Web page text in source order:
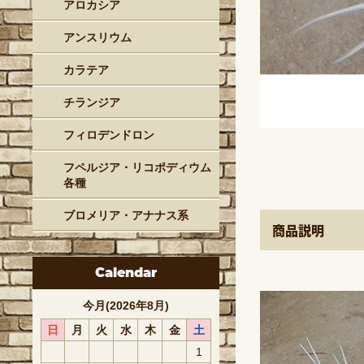
商品説明
アロカシア
アンスリウム
カラテア
チランジア
フィロデンドロン
フペルジア・リコポディウム
各種
ブロメリア・アナナス系
Calendar
今月(2026年8月)
日
月 火 水 木 金
土
1